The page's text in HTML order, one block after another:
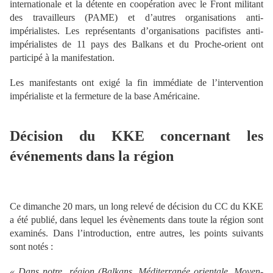
internationale et la détente en coopération avec le Front militant
des travailleurs (PAME) et d’autres organisations anti-
impérialistes. Les représentants d’organisations pacifistes anti-
impérialistes de 11 pays des Balkans et du Proche-orient ont
participé à la manifestation.
Les manifestants ont exigé la fin immédiate de l’intervention
impérialiste et la fermeture de la base Américaine.
Décision du KKE concernant les
événements dans la région
Ce dimanche 20 mars, un long relevé de décision du CC du KKE
a été publié, dans lequel les évènements dans toute la région sont
examinés. Dans l’introduction, entre autres, les points suivants
sont notés :